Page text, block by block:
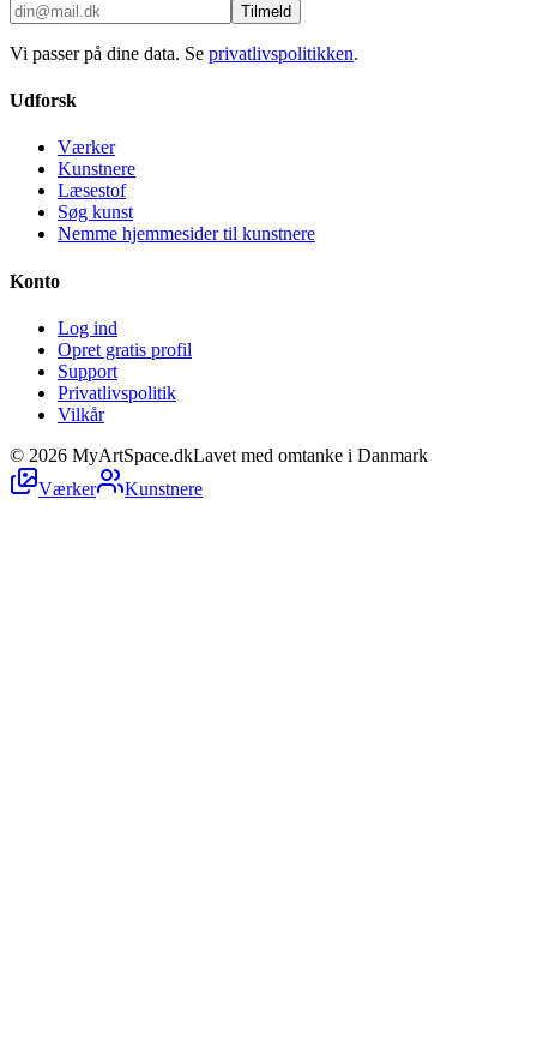
Tilmeld
Vi passer på dine data. Se privatlivspolitikken.
Udforsk
Værker
Kunstnere
Læsestof
Søg kunst
Nemme hjemmesider til kunstnere
Konto
Log ind
Opret gratis profil
Support
Privatlivspolitik
Vilkår
© 2026 MyArtSpace.dkLavet med omtanke i Danmark
Værker
Kunstnere